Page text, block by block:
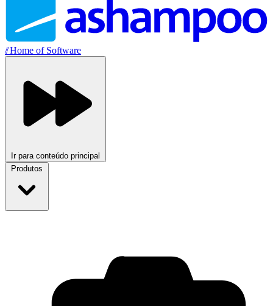
//Home of Software
Ir para conteúdo principal
Produtos